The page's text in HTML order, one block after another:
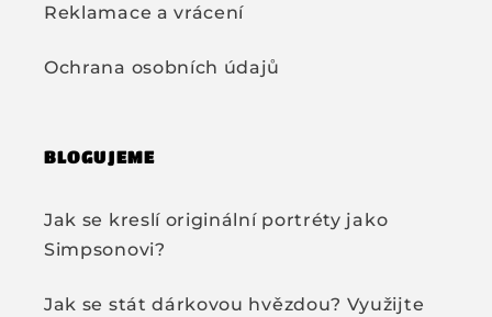
Reklamace a vrácení
Ochrana osobních údajů
BLOGUJEME
Jak se kreslí originální portréty jako
Simpsonovi?
Jak se stát dárkovou hvězdou? Využijte